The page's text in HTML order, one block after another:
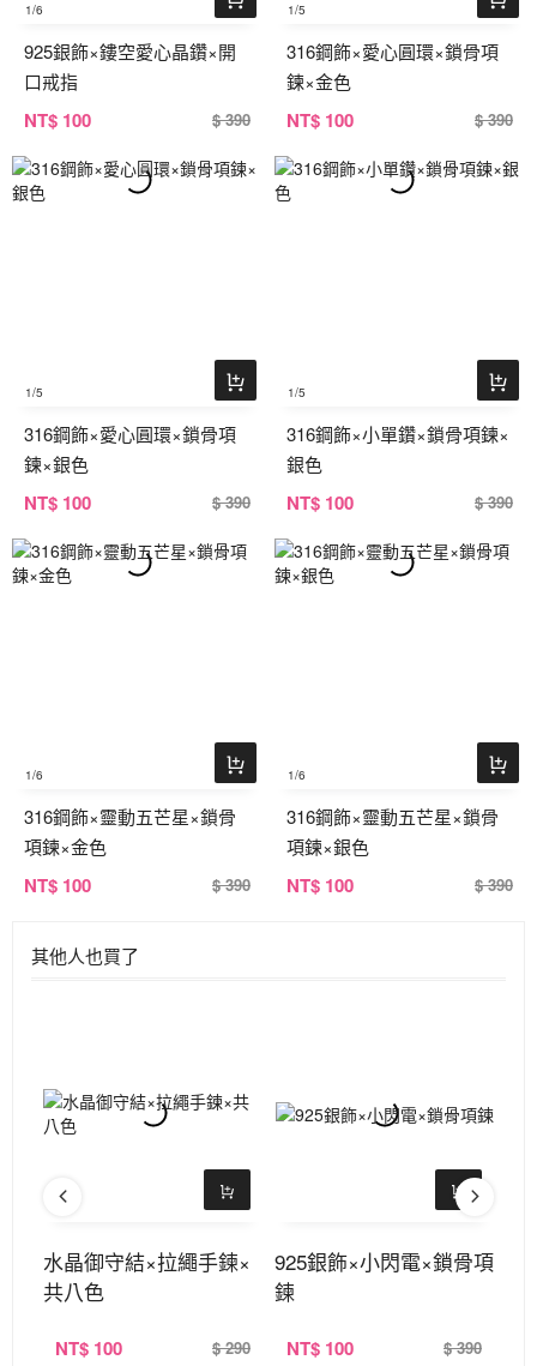
1/6
925銀飾×鏤空愛心晶鑽×開
口戒指
NT$ 100 $ 390
1/5
316鋼飾×愛心圓環×鎖骨項
鍊×金色
NT$ 100 $ 390
1/5
316鋼飾×愛心圓環×鎖骨項
鍊×銀色
NT$ 100 $ 390
1/5
316鋼飾×小單鑽×鎖骨項鍊×
銀色
NT$ 100 $ 390
1/6
316鋼飾×靈動五芒星×鎖骨
項鍊×金色
NT$ 100 $ 390
1/6
316鋼飾×靈動五芒星×鎖骨
項鍊×銀色
NT$ 100 $ 390
其他人也買了
水晶御守結×拉繩手鍊×
共八色
NT$ 100 $ 290
925銀飾×小閃電×鎖骨項
鍊
NT$ 100 $ 390